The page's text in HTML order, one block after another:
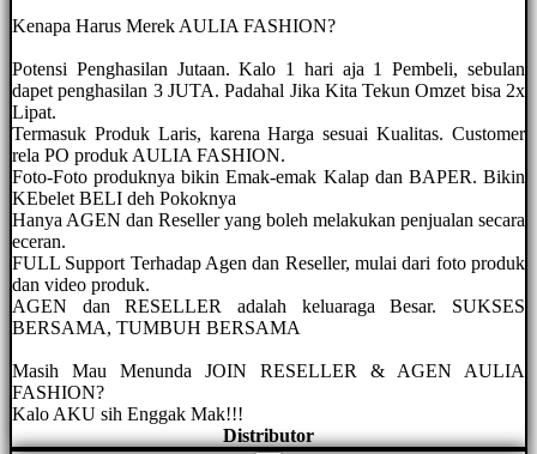
Kenapa Harus Merek AULIA FASHION?
Potensi Penghasilan Jutaan. Kalo 1 hari aja 1 Pembeli, sebulan
dapet penghasilan 3 JUTA. Padahal Jika Kita Tekun Omzet bisa 2x
Lipat.
Termasuk Produk Laris, karena Harga sesuai Kualitas. Customer
rela PO produk AULIA FASHION.
Foto-Foto produknya bikin Emak-emak Kalap dan BAPER. Bikin
KEbelet BELI deh Pokoknya
Hanya AGEN dan Reseller yang boleh melakukan penjualan secara
eceran.
FULL Support Terhadap Agen dan Reseller, mulai dari foto produk
dan video produk.
AGEN dan RESELLER adalah keluaraga Besar. SUKSES
BERSAMA, TUMBUH BERSAMA
Masih Mau Menunda JOIN RESELLER & AGEN AULIA
FASHION?
Kalo AKU sih Enggak Mak!!!
Distributor